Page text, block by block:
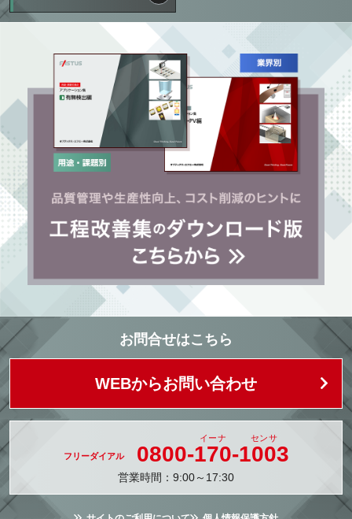
お問合せはこちら
WEBからお問い合わせ
0800-170-1003
営業時間：9:00～17:30